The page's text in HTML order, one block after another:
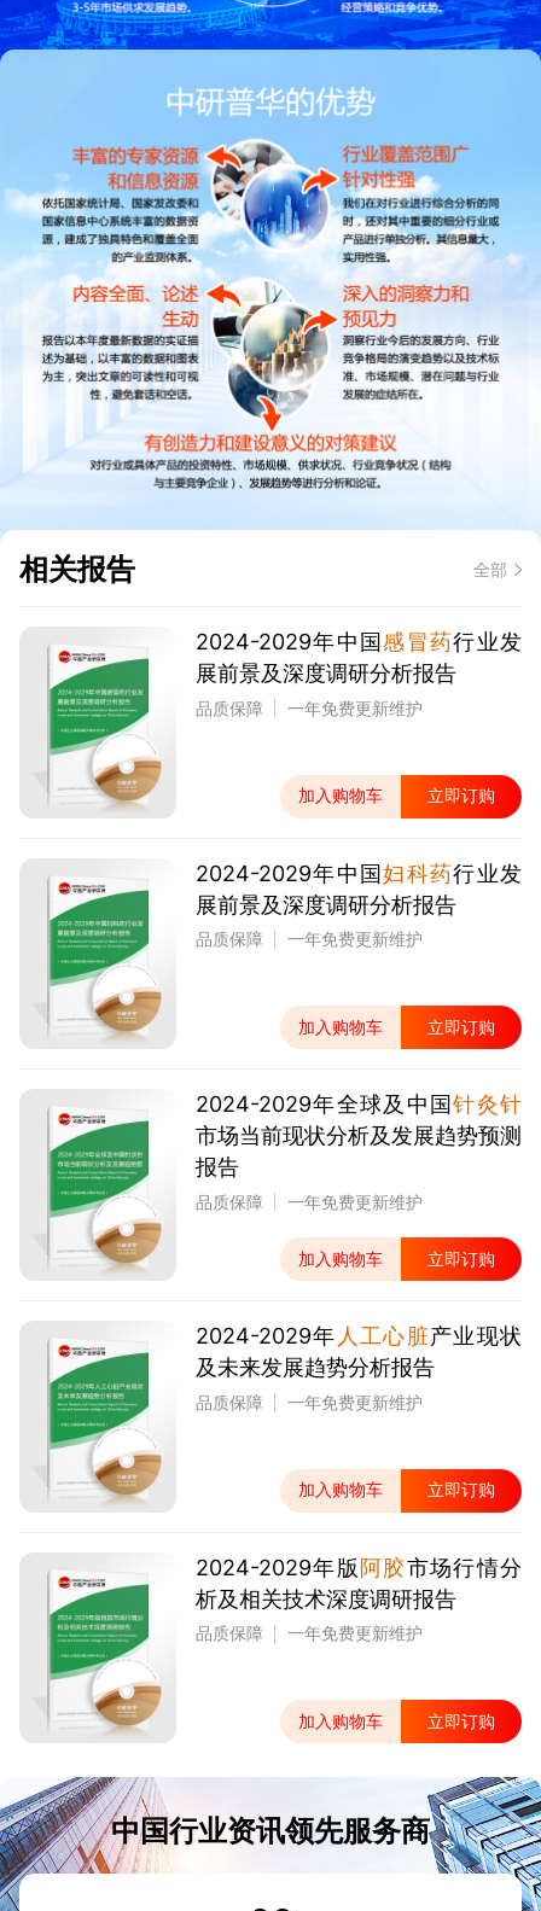
相关报告 全部
2024-2029年中国 感冒药行业发
展前景及深度调研分析报告
品质保障 一年免费更新维护
加入购物车 立即订购
2024-2029年中国妇科药行业发
展前景及深度调研分析报告
品质保障 一年免费更新维护
加入购物车 立即订购
2024-2029年全球及中国针灸针
市场当前现状分析及发展趋势预测
报告
品质保障 一年免费更新维护
加入购物车 立即订购
2024-2029年 人工心脏产业现状
及未来发展趋势分析报告
品质保障 一年免费更新维护
加入购物车 立即订购
2024-2029年版阿胶市场行情分
析及相关技术深度调研报告
品质保障 一年免费更新维护
加入购物车 立即订购
中国行业资讯领先服务商